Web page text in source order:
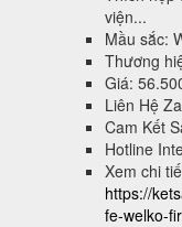
viện...
Mầu sắc:
Thương
Giá:
Liên Hệ
Cam Kết
Hotline
Xem chi
https://
fe-welko-